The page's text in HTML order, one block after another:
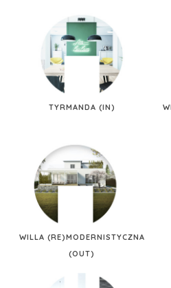
TYRMANDA (IN)
WILLA (RE)MODERNISTYCZNA
(OUT)